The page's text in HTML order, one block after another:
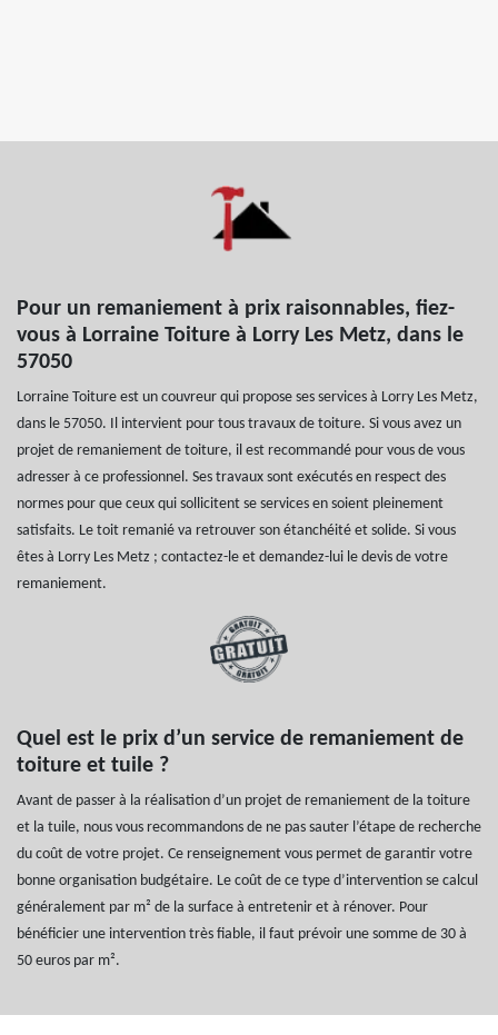
Pour un remaniement à prix raisonnables, fiez-
vous à Lorraine Toiture à Lorry Les Metz, dans le
57050
Lorraine Toiture est un couvreur qui propose ses services à Lorry Les Metz,
dans le 57050. Il intervient pour tous travaux de toiture. Si vous avez un
projet de remaniement de toiture, il est recommandé pour vous de vous
adresser à ce professionnel. Ses travaux sont exécutés en respect des
normes pour que ceux qui sollicitent se services en soient pleinement
satisfaits. Le toit remanié va retrouver son étanchéité et solide. Si vous
êtes à Lorry Les Metz ; contactez-le et demandez-lui le devis de votre
remaniement.
Quel est le prix d’un service de remaniement de
toiture et tuile ?
Avant de passer à la réalisation d’un projet de remaniement de la toiture
et la tuile, nous vous recommandons de ne pas sauter l’étape de recherche
du coût de votre projet. Ce renseignement vous permet de garantir votre
bonne organisation budgétaire. Le coût de ce type d’intervention se calcul
généralement par m² de la surface à entretenir et à rénover. Pour
bénéficier une intervention très fiable, il faut prévoir une somme de 30 à
50 euros par m².